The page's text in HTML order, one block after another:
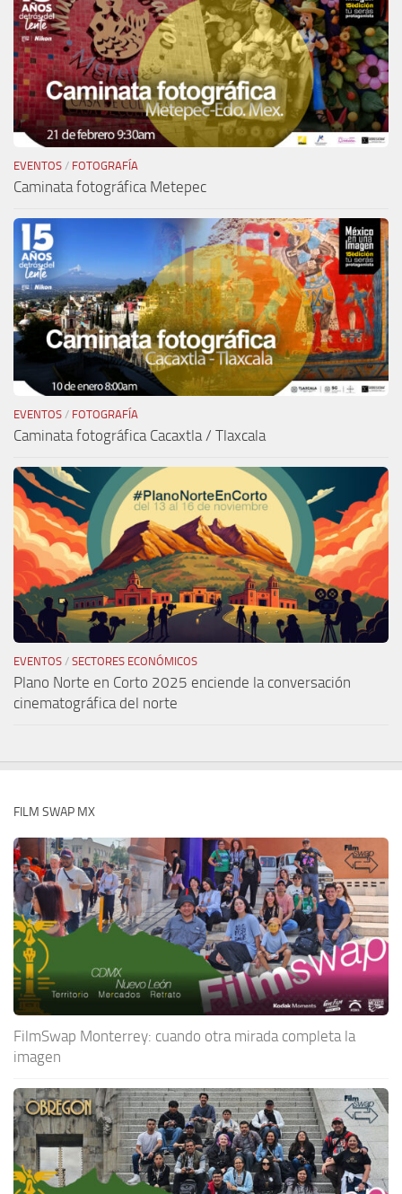
EVENTOS / FOTOGRAFÍA
Caminata fotográfica Metepec
EVENTOS / FOTOGRAFÍA
Caminata fotográfica Cacaxtla / Tlaxcala
EVENTOS / SECTORES ECONÓMICOS
Plano Norte en Corto 2025 enciende la conversación
cinematográfica del norte
FILM SWAP MX
FilmSwap Monterrey: cuando otra mirada completa la
imagen